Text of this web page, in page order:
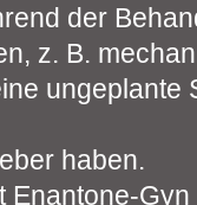
der
z. B.
ungeplante
haben.
Enantone-